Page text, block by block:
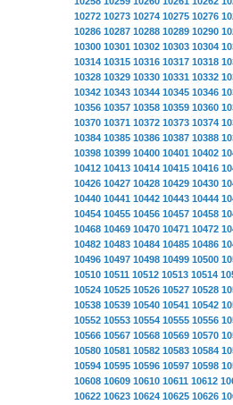
10272 10273 10274 10275 10276
10286 10287 10288 10289 10290
10300 10301 10302 10303 10304
10314 10315 10316 10317 10318
10328 10329 10330 10331 10332
10342 10343 10344 10345 10346
10356 10357 10358 10359 10360
10370 10371 10372 10373 10374
10384 10385 10386 10387 10388
10398 10399 10400 10401 10402
10412 10413 10414 10415 10416
10426 10427 10428 10429 10430
10440 10441 10442 10443 10444
10454 10455 10456 10457 10458
10468 10469 10470 10471 10472
10482 10483 10484 10485 10486
10496 10497 10498 10499 10500
10510 10511 10512 10513 10514
10524 10525 10526 10527 10528
10538 10539 10540 10541 10542
10552 10553 10554 10555 10556
10566 10567 10568 10569 10570
10580 10581 10582 10583 10584
10594 10595 10596 10597 10598
10608 10609 10610 10611 10612
10622 10623 10624 10625 10626